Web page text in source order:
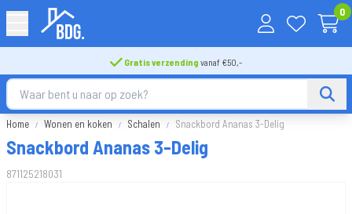
0
Gratis verzending vanaf €50,-
Home Wonen en koken Schalen Snackbord Ananas 3-Delig
Snackbord Ananas 3-Delig
871125218031